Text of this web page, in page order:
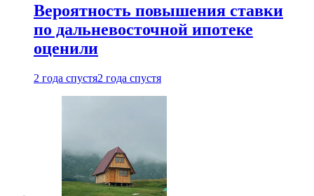
Вероятность повышения ставки
по дальневосточной ипотеке
оценили
2 года спустя2 года спустя